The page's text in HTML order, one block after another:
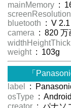
mainMemory :
screenResolution
bluetooth : V
camera : 820 万
widthHeightThick
weight : 103g
「
label
:
osType :